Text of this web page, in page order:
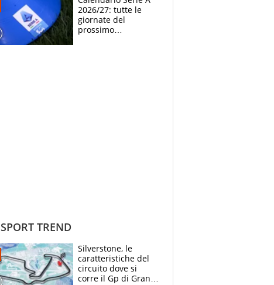
2026-2027
2026/27: tutte le
giornate del
prossimo
SPORT TREND
Silverstone, le
caratteristiche del
circuito dove si
corre il Gp di Gran